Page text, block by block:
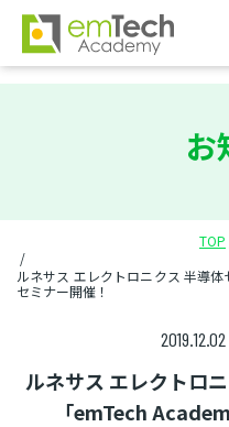
お
TOP
ルネサス エレクトロニクス 半導
セミナー開催！
2019.12.02
ルネサス エレクトロ
「emTech